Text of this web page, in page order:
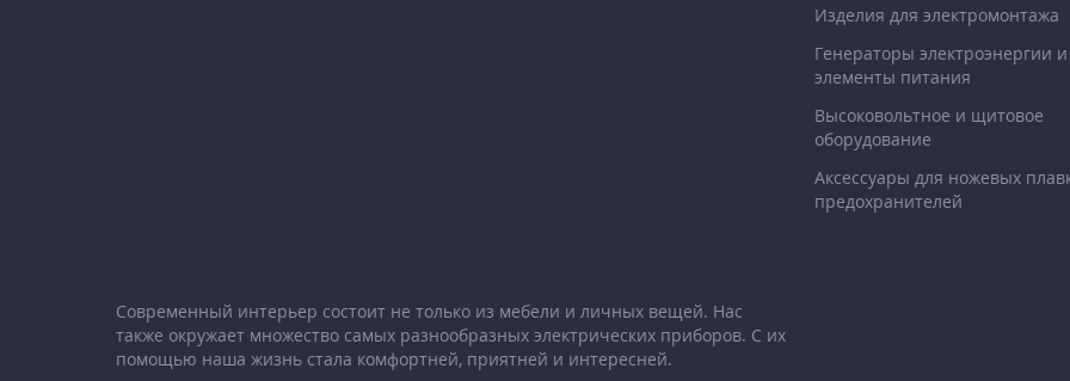
Изделия для электромонтажа
Генераторы электроэнергии и
элементы питания
Высоковольтное и щитовое
оборудование
Аксессуары для ножевых
предохранителей
Современный интерьер состоит не только из мебели и личных вещей. Нас
также окружает множество самых разнообразных электрических приборов. С их
помощью наша жизнь стала комфортней, приятней и интересней.